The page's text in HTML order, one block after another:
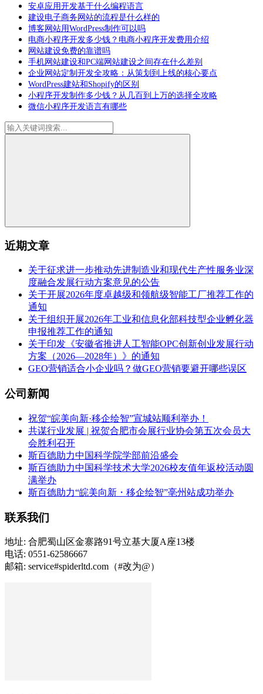
安卓应用开发基于什么编程语言
建设电子商务网站的流程是什么样的
博客网站用WordPress制作可以吗
电商小程序开发多少钱？电商小程序开发费用介绍
网站建设免费的靠谱吗
手机网站建设和PC端网站建设之间存在什么差别
企业网站定制开发全攻略：从策划到上线的核心要点
WordPress建站和Shopify的区别
小程序开发制作多少钱？从几百到上万的选择全攻略
微信小程序开发语言有哪些
近期文章
关于征求进一步推动先进制造业和现代生产性服务业深
度融合发展行动方案意见的公告
关于开展2026年度卓越级和领航级智能工厂推荐工作的
通知
关于组织开展2026年工业和信息化部科技型企业孵化器
申报推荐工作的通知
关于印发《安徽省推进人工智能OPC创新创业发展行动
方案（2026—2028年）》的通知
GEO营销适合小企业吗？做GEO营销要避开哪些误区
公司新闻
祝贺“皖美向新·移企绘智”宣城站顺利举办！
共谋行业发展 | 祝贺合肥市会展行业协会第五次会员大
会胜利召开
斯百德助力中国科学院学部前沿盛会
斯百德助力中国科学技术大学2026校友值年返校活动圆
满举办
斯百德助力“皖美向新・移企绘智”亳州站成功举办
联系我们
地址: 合肥蜀山区金寨路91号立基大厦A座13楼
电话: 0551-62586667
邮箱: service#spiderltd.com（#改为@）